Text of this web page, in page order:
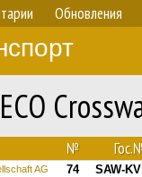
Обновления
№
AG 74 SAW-